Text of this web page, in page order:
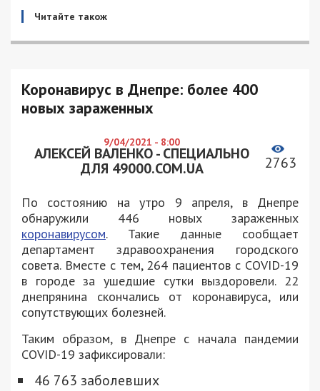
Читайте також
Коронавирус в Днепре: более 400
новых зараженных
9/04/2021 - 8:00
АЛЕКСЕЙ ВАЛЕНКО - СПЕЦИАЛЬНО
ДЛЯ 49000.COM.UA
2763
По состоянию на утро 9 апреля, в Днепре
обнаружили 446 новых зараженных
коронавирусом. Такие данные сообщает
департамент здравоохранения городского
совета. Вместе с тем, 264 пациентов с COVID-19
в городе за ушедшие сутки выздоровели. 22
днепрянина скончались от коронавируса, или
сопутствующих болезней.
Таким образом, в Днепре с начала пандемии
COVID-19 зафиксировали:
46 763 заболевших